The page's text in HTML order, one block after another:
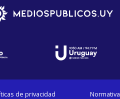
de privacidad Normativa